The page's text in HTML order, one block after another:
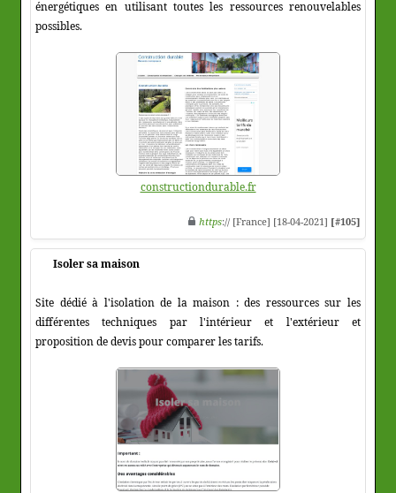
énergétiques en utilisant toutes les ressources renouvelables
possibles.
constructiondurable.fr
https:// [France] [18-04-2021] [#105]
Isoler sa maison
Site dédié à l'isolation de la maison : des ressources sur les
différentes techniques par l'intérieur et l'extérieur et
proposition de devis pour comparer les tarifs.